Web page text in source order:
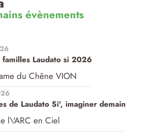
évènements
familles Laudato si 2026
du Chêne VION
de Laudato Si', imaginer demain
l\'ARC en Ciel